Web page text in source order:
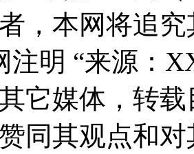
者，本网将追
注明 “来源：
它媒体，转
同其观点和